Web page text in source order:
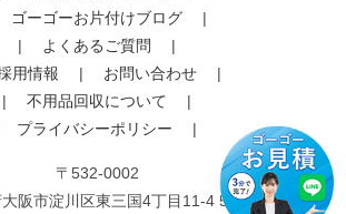
ゴーゴーお片付けブログ
|
|
よくあるご質問
|
用情報 | お問い合わせ
|
|
不用品回収について
|
プライバシーポリシー |
〒532-0002
阪市淀川区東三国4丁目11-4 5F